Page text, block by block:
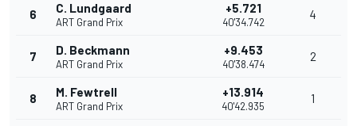
6 C. Lundgaard
ART Grand Prix
+5.721
40'34.742
4
7 D. Beckmann
ART Grand Prix
+9.453
40'38.474
2
8 M. Fewtrell
ART Grand Prix
+13.914
40'42.935
1